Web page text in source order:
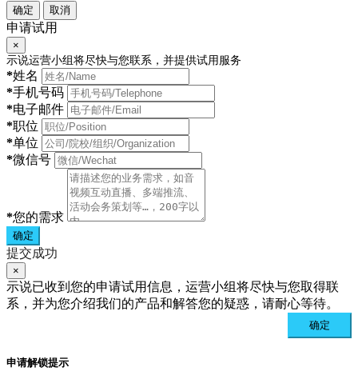
确定 取消
申请试用
×
示说运营小组将尽快与您联系，并提供试用服务
*姓名
*手机号码
*电子邮件
*职位
*单位
*微信号
*您的需求
确定
提交成功
×
示说已收到您的申请试用信息，运营小组将尽快与您取得联
系，并为您介绍我们的产品和解答您的疑惑，请耐心等待。
确定
申请解锁提示